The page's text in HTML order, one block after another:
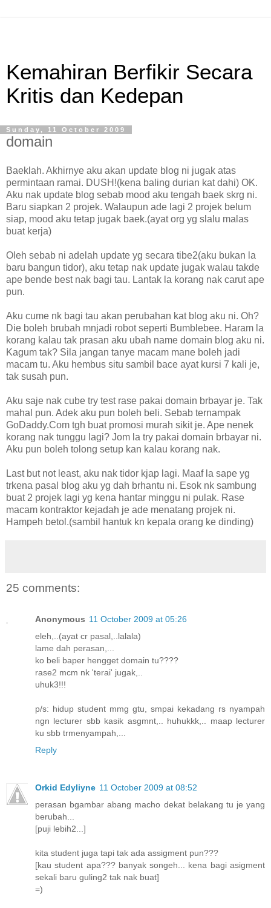
Kemahiran Berfikir Secara
Kritis dan Kedepan
Sunday, 11 October 2009
domain
Baeklah. Akhirnye aku akan update blog ni jugak atas
permintaan ramai. DUSH!(kena baling durian kat dahi) OK.
Aku nak update blog sebab mood aku tengah baek skrg ni.
Baru siapkan 2 projek. Walaupun ade lagi 2 projek belum
siap, mood aku tetap jugak baek.(ayat org yg slalu malas
buat kerja)
Oleh sebab ni adelah update yg secara tibe2(aku bukan la
baru bangun tidor), aku tetap nak update jugak walau takde
ape bende best nak bagi tau. Lantak la korang nak carut ape
pun.
Aku cume nk bagi tau akan perubahan kat blog aku ni. Oh?
Die boleh brubah mnjadi robot seperti Bumblebee. Haram la
korang kalau tak prasan aku ubah name domain blog aku ni.
Kagum tak? Sila jangan tanye macam mane boleh jadi
macam tu. Aku hembus situ sambil bace ayat kursi 7 kali je,
tak susah pun.
Aku saje nak cube try test rase pakai domain brbayar je. Tak
mahal pun. Adek aku pun boleh beli. Sebab ternampak
GoDaddy.Com tgh buat promosi murah sikit je. Ape nenek
korang nak tunggu lagi? Jom la try pakai domain brbayar ni.
Aku pun boleh tolong setup kan kalau korang nak.
Last but not least, aku nak tidor kjap lagi. Maaf la sape yg
trkena pasal blog aku yg dah brhantu ni. Esok nk sambung
buat 2 projek lagi yg kena hantar minggu ni pulak. Rase
macam kontraktor kejadah je ade menatang projek ni.
Hampeh betol.(sambil hantuk kn kepala orang ke dinding)
25 comments:
Anonymous 11 October 2009 at 05:26
eleh,..(ayat cr pasal,..lalala)
lame dah perasan,...
ko beli baper hengget domain tu????
rase2 mcm nk 'terai' jugak,..
uhuk3!!!
p/s: hidup student mmg gtu, smpai kekadang rs nyampah
ngn lecturer sbb kasik asgmnt,.. huhukkk,.. maap lecturer
ku sbb trmenyampah,...
Reply
Orkid Edyliyne 11 October 2009 at 08:52
perasan bgambar abang macho dekat belakang tu je yang
berubah...
[puji lebih2...]
kita student juga tapi tak ada assigment pun???
[kau student apa??? banyak songeh... kena bagi asigment
sekali baru guling2 tak nak buat]
=)